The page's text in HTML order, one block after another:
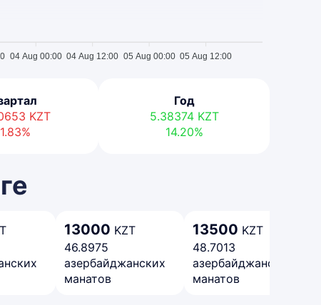
04 Aug 00:00 04 Aug 12:00 05 Aug 00:00 05 Aug 12:00
KZT
Год
5.38374 KZT
14.20%
13000 KZT
46.8975
азербайджанских
манатов
13500 KZT
48.7013
азербайджанских
манатов